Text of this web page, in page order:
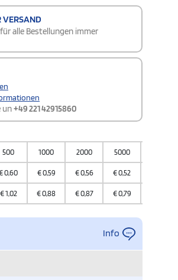
VERSAND
alle Bestellungen immer
un+49 221 42915860
500 1000 2000 5000
0,60 €0,59 €0,56 €0,52
€1,02 €0,88 €0,87 €0,79
Info